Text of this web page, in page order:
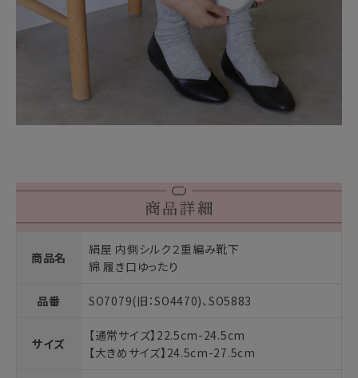
商品名
絹屋 内側シルク２重編み靴下
綿 履き口ゆったり
品番 SO7079(旧：SO4470)、SO5883
サイズ
【通常サイズ】22.5cm-24.5cm
【大きめサイズ】24.5cm-27.5cm